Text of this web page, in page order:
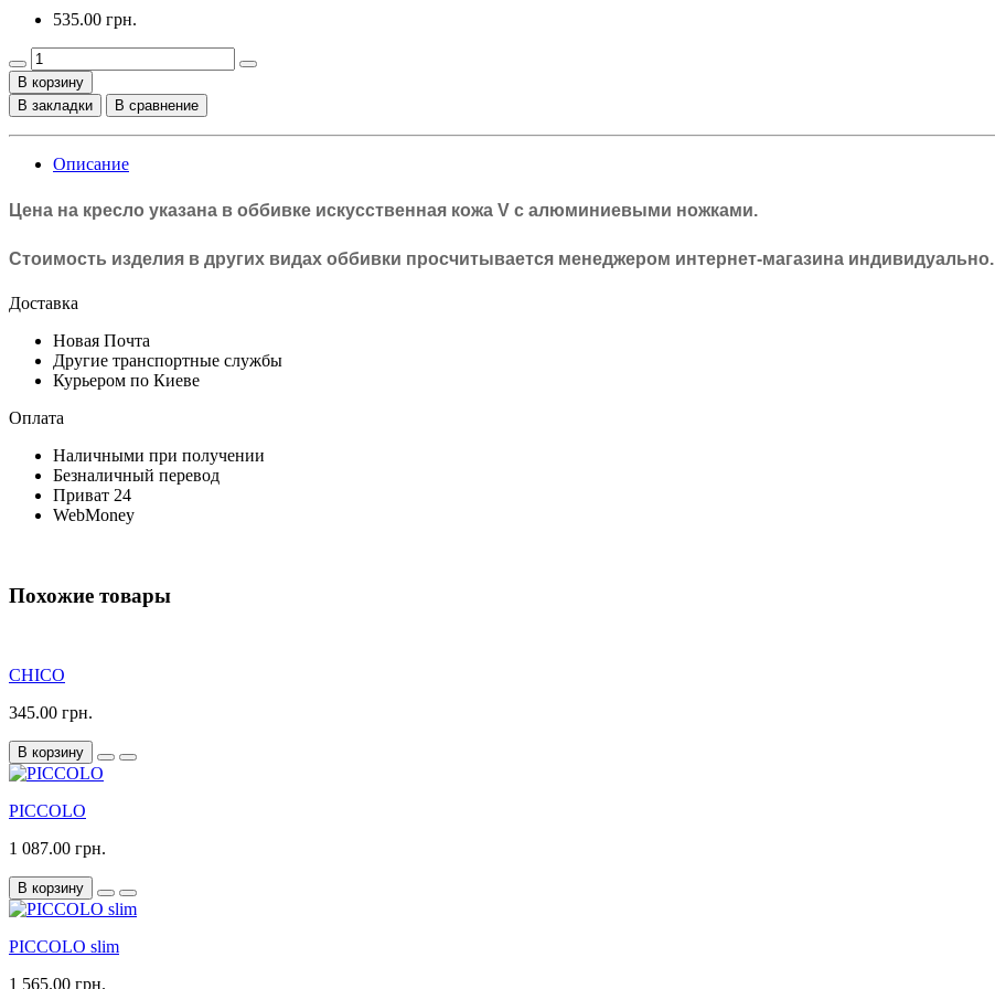
535.00 грн.
В корзину
В закладки
В сравнение
Описание
Цена на кресло указана в оббивке искусственная кожа V с алюминиевыми ножками.
Стоимость изделия в других видах оббивки просчитывается менеджером интернет-магазина индивидуально.
Доставка
Новая Почта
Другие транспортные службы
Курьером по Киеве
Оплата
Наличными при получении
Безналичный перевод
Приват 24
WebMoney
Похожие товары
CHICO
345.00 грн.
В корзину
PICCOLO
1 087.00 грн.
В корзину
PICCOLO slim
1 565.00 грн.